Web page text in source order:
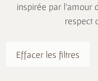
inspirée par l’amour
respect
Effacer les filtres